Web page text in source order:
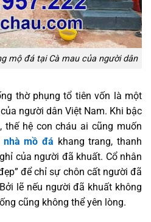
mộ đá tại Cà mau của người dân
thờ phụng tổ tiên vốn là một
người dân Việt Nam. Khi bậc
hệ con cháu ai cũng muốn
nhà mồ đá khang trang, thanh
của người đã khuất. Cổ nhân
để chỉ sự chôn cất người đã
lẽ nếu người đã khuất không
cũng không thể yên lòng.